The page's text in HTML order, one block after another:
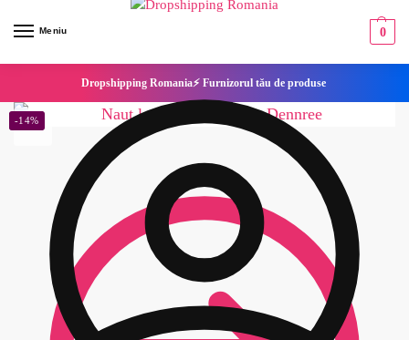
Meniu 0
Dropshipping Romania⚡ Furnizorul tău de produse
-14%